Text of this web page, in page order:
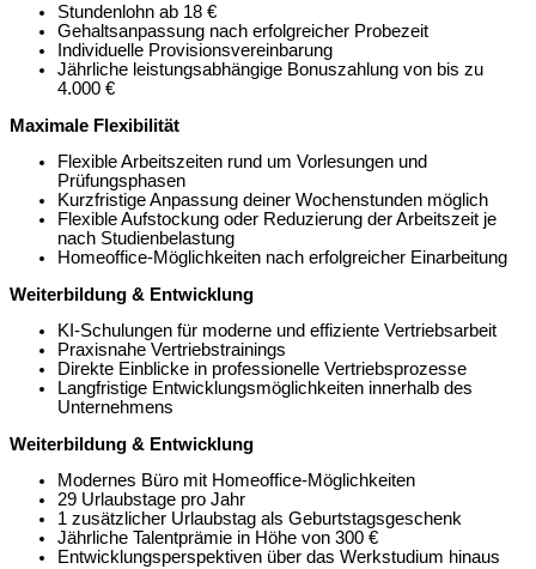
Stundenlohn ab 18 €
Gehaltsanpassung nach erfolgreicher Probezeit
Individuelle Provisionsvereinbarung
Jährliche leistungsabhängige Bonuszahlung von bis zu
4.000 €
Maximale Flexibilität
Flexible Arbeitszeiten rund um Vorlesungen und
Prüfungsphasen
Kurzfristige Anpassung deiner Wochenstunden möglich
Flexible Aufstockung oder Reduzierung der Arbeitszeit je
nach Studienbelastung
Homeoffice-Möglichkeiten nach erfolgreicher Einarbeitung
Weiterbildung & Entwicklung
KI-Schulungen für moderne und effiziente Vertriebsarbeit
Praxisnahe Vertriebstrainings
Direkte Einblicke in professionelle Vertriebsprozesse
Langfristige Entwicklungsmöglichkeiten innerhalb des
Unternehmens
Weiterbildung & Entwicklung
Modernes Büro mit Homeoffice-Möglichkeiten
29 Urlaubstage pro Jahr
1 zusätzlicher Urlaubstag als Geburtstagsgeschenk
Jährliche Talentprämie in Höhe von 300 €
Entwicklungsperspektiven über das Werkstudium hinaus